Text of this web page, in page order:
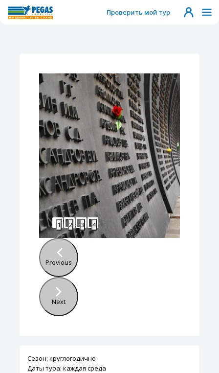
Проверить мой тур
1 2 3 4
Previous
Next
Сезон: круглогодично
Даты тура: каждая среда